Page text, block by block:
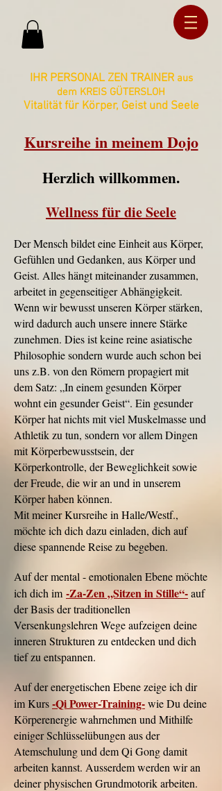
IHR PERSONAL ZEN TRAINER aus
dem KREIS GÜTERSLOH
Vitalität für Körper, Geist und Seele
Kursreihe in meinem Dojo
Herzlich willkommen.
Wellness für die Seele
Der Mensch bildet eine Einheit aus Körper,
Gefühlen und Gedanken, aus Körper und
Geist. Alles hängt miteinander zusammen,
arbeitet in gegenseitiger Abhängigkeit.
Wenn wir bewusst unseren Körper stärken,
wird dadurch auch unsere innere Stärke
zunehmen. Dies ist keine reine asiatische
Philosophie sondern wurde auch schon bei
uns z.B. von den Römern propagiert mit
dem Satz: „In einem gesunden Körper
wohnt ein gesunder Geist“. Ein gesunder
Körper hat nichts mit viel Muskelmasse und
Athletik zu tun, sondern vor allem Dingen
mit Körperbewusstsein, der
Körperkontrolle, der Beweglichkeit sowie
der Freude, die wir an und in unserem
Körper haben können.
Mit meiner Kursreihe in Halle/Westf.,
möchte ich dich dazu einladen, dich auf
diese spannende Reise zu begeben.
Auf der mental - emotionalen Ebene möchte
ich dich im -Za-Zen „Sitzen in Stille“-auf
der Basis der traditionellen
Versenkungslehren Wege aufzeigen deine
inneren Strukturen zu entdecken und dich
tief zu entspannen.
Auf der energetischen Ebene zeige ich dir
im Kurs-Qi Power-Training-wie Du deine
Körperenergie wahrnehmen und Mithilfe
einiger Schlüsselübungen aus der
Atemschulung und dem Qi Gong damit
arbeiten kannst. Ausserdem werden wir an
deiner physischen Grundmotorik arbeiten.